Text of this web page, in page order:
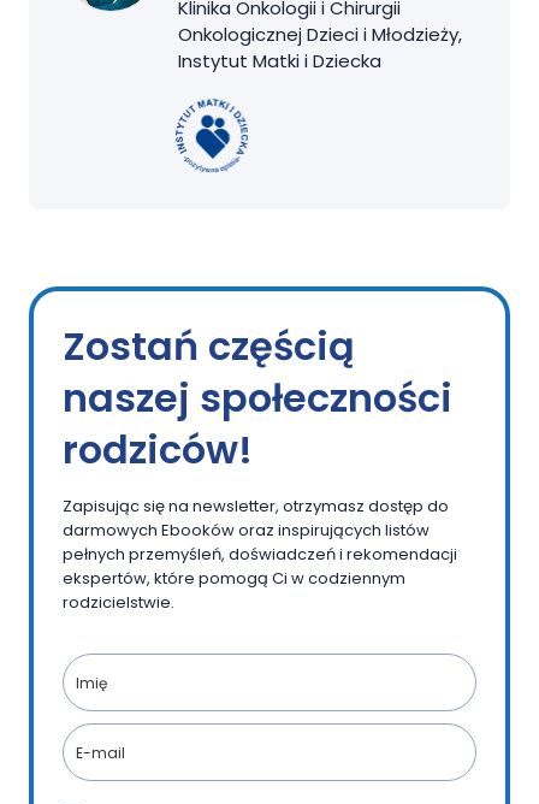
Klinika Onkologii i Chirurgii
Onkologicznej Dzieci i Młodzieży,
Instytut Matki i Dziecka
Zostań częścią
naszej społeczności
rodziców!
Zapisując się na newsletter, otrzymasz dostęp do
darmowych Ebooków oraz inspirujących listów
pełnych przemyśleń, doświadczeń i rekomendacji
ekspertów, które pomogą Ci w codziennym
rodzicielstwie.